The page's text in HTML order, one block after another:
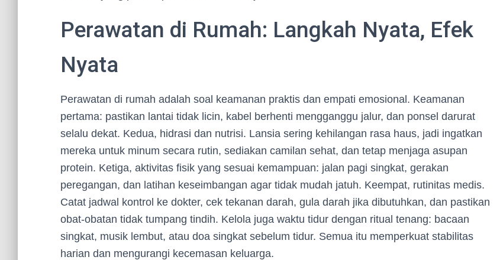
Perawatan di Rumah: Langkah Nyata, Efek
Nyata
Perawatan di rumah adalah soal keamanan praktis dan empati emosional. Keamanan
pertama: pastikan lantai tidak licin, kabel berhenti mengganggu jalur, dan ponsel darurat
selalu dekat. Kedua, hidrasi dan nutrisi. Lansia sering kehilangan rasa haus, jadi ingatkan
mereka untuk minum secara rutin, sediakan camilan sehat, dan tetap menjaga asupan
protein. Ketiga, aktivitas fisik yang sesuai kemampuan: jalan pagi singkat, gerakan
peregangan, dan latihan keseimbangan agar tidak mudah jatuh. Keempat, rutinitas medis.
Catat jadwal kontrol ke dokter, cek tekanan darah, gula darah jika dibutuhkan, dan pastikan
obat-obatan tidak tumpang tindih. Kelola juga waktu tidur dengan ritual tenang: bacaan
singkat, musik lembut, atau doa singkat sebelum tidur. Semua itu memperkuat stabilitas
harian dan mengurangi kecemasan keluarga.